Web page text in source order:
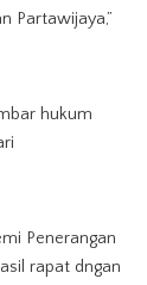
Partawijaya,”
hukum
Penerangan
rapat dngan